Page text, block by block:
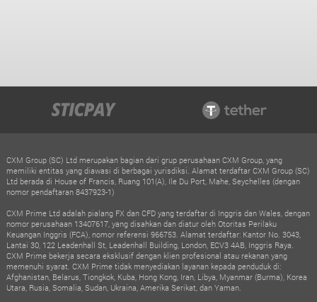
CXM Group (SC) Ltd merupakan bagian dari grup perusahaan CXM Group, yang
memiliki entitas yang diawasi di berbagai yurisdiksi. Alamat terdaftar CXM Group (SC)
Ltd berada di House of Francis, Ruang 101(A), Ile Du Port, Mahe, Seychelles (dengan
nomor pendaftaran 8437923-1)
CXM Prime Ltd adalah pialang FX dan CFD yang terdaftar di Inggris dan Wales, dengan
nomor perusahaan 13407617, yang disahkan dan diatur oleh Otoritas Perilaku
Keuangan Inggris (FCA), nomor referensi 966753. Alamat terdaftar: Kantor No. 3043,
Lantai 30, 122 Leadenhall St, Leadenhall Building, London, ECV3 4AB, Inggris Raya.
CXM Prime bekerja secara eksklusif dengan klien profesional atau rekanan yang
memenuhi syarat. CXM Prime tidak menyediakan layanan kepada penduduk di:
Afghanistan, Belarus, Tiongkok, Kuba, Hong Kong, Iran, Libya, Myanmar (Burma), Korea
Utara, Rusia, Somalia, Sudan, Ukraina, Amerika Serikat, dan Yaman.